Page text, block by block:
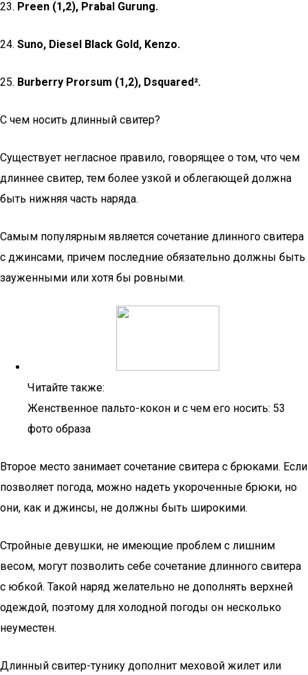
23. Preen (1,2), Prabal Gurung.
24. Suno, Diesel Black Gold, Kenzo.
25. Burberry Prorsum (1,2), Dsquared².
С чем носить длинный свитер?
Существует негласное правило, говорящее о том, что чем
длиннее свитер, тем более узкой и облегающей должна
быть нижняя часть наряда.
Самым популярным является сочетание длинного свитера
с джинсами, причем последние обязательно должны быть
зауженными или хотя бы ровными.
Читайте также:
Женственное пальто-кокон и с чем его носить: 53
фото образа
Второе место занимает сочетание свитера с брюками. Если
позволяет погода, можно надеть укороченные брюки, но
они, как и джинсы, не должны быть широкими.
Стройные девушки, не имеющие проблем с лишним
весом, могут позволить себе сочетание длинного свитера
с юбкой. Такой наряд желательно не дополнять верхней
одеждой, поэтому для холодной погоды он несколько
неуместен.
Длинный свитер-тунику дополнит меховой жилет или